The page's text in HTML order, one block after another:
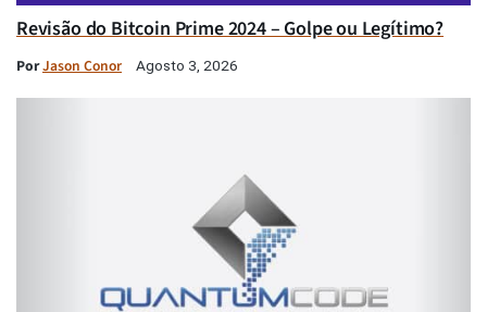
Revisão do Bitcoin Prime 2024 – Golpe ou Legítimo?
PorJason Conor Agosto 3, 2026